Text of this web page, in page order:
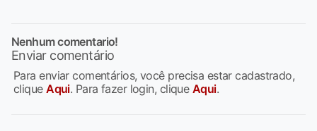
Nenhum comentario!
Enviar comentário
Para enviar comentários, você precisa estar cadastrado,
cliqueAqui. Para fazer login, clique Aqui.